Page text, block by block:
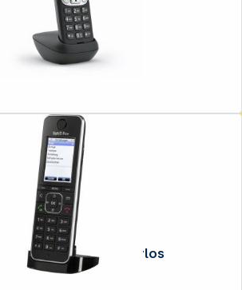
Gigaset A690 HX schwarz
FRITZ!Fon C6 schwarz IP-Telefon schnurlos